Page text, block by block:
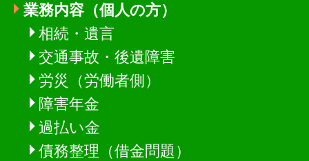
業務内容（個人の方）
相続・遺言
交通事故・後遺障害
労災（労働者側）
障害年金
過払い金
債務整理（借金問題）